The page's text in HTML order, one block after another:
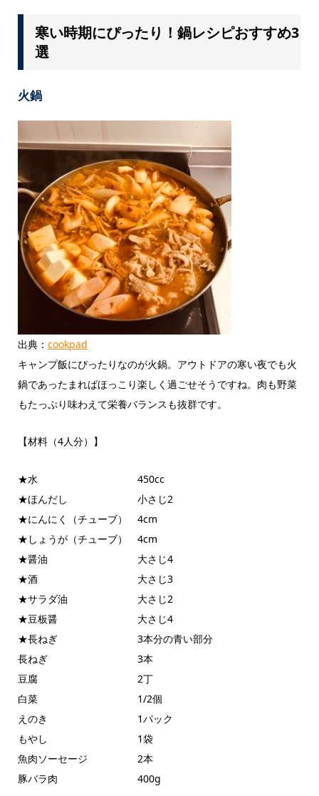
寒い時期にぴったり！鍋レシピおすすめ3
選
火鍋
出典： cookpad
キャンプ飯にぴったりなのが火鍋。アウトドアの寒い夜でも火
鍋であったまればほっこり楽しく過ごせそうですね。肉も野菜
もたっぷり味わえて栄養バランスも抜群です。
【材料（4人分）】
★水 450cc
★ほんだし 小さじ2
★にんにく（チューブ） 4cm
★しょうが（チューブ） 4cm
★醤油 大さじ4
★酒 大さじ3
★サラダ油 大さじ2
★豆板醤 大さじ4
★長ねぎ 3本分の青い部分
長ねぎ 3本
豆腐 2丁
白菜 1/2個
えのき 1パック
もやし 1袋
魚肉ソーセージ 2本
豚バラ肉 400g